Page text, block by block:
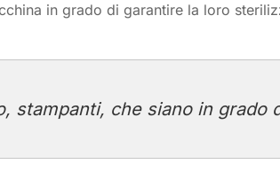
in grado di garantire la loro
stampanti, che siano in grado